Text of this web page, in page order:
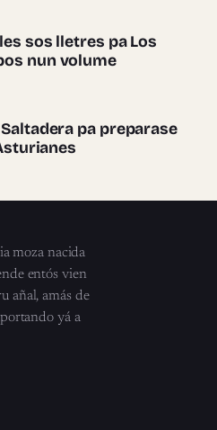
pieces
sos lletres pa Los
nun volume
pa preparase
moza nacida
entós vien
añal, amás de
yá a